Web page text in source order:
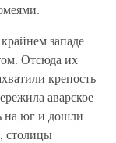
западе
Отсюда их
крепость
аварское
на юг и дошли
столицы